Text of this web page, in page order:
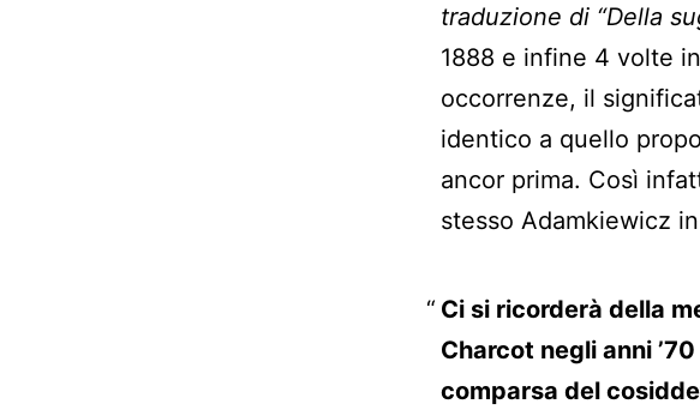
traduzione di “Della
1888 e infine 4 volte in
occorrenze, il
identico a quello
ancor prima. Così
stesso Adamkiewicz
Ci si ricorderà della
Charcot negli anni
comparsa del